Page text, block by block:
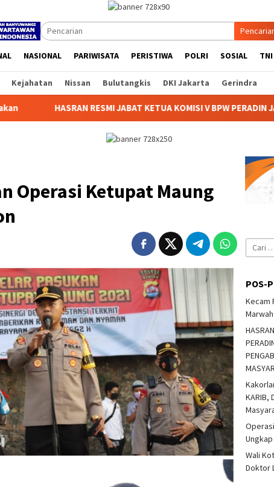
NASIONAL PARIWISATA PERISTIWA POLRI SOSIAL TNI
Kejahatan Nissan Bulutangkis DKI Jakarta Gerindra
JABAT KETUA KOMISI V BPW PERADIN JATIM 2026–2029,
Operasi Ketupat Maung
Cari
untuk:
POS-
Kecam
KARIB,
Wali
Doktor